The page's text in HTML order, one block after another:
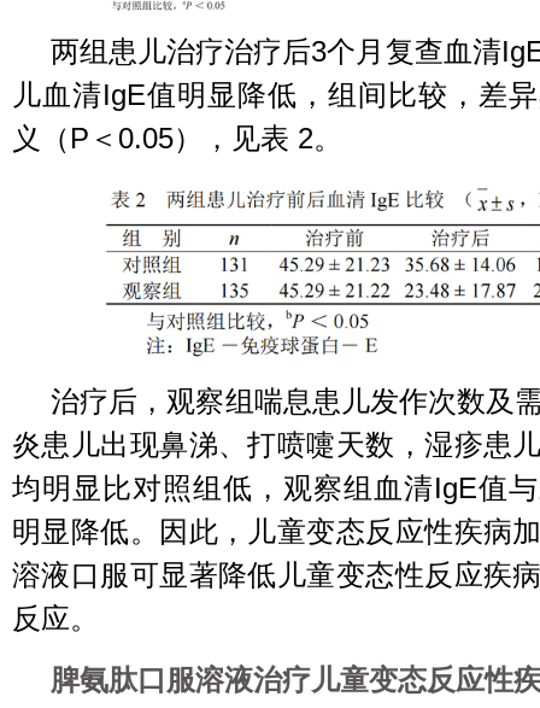
两组患儿治疗治疗后3个月复查血清
儿血清IgE值明显降低，组间比较，差
义（P＜0.05），见表 2。
治疗后，观察组喘息患儿发作次数及
炎患儿出现鼻涕、打喷嚏天数，湿疹患
均明显比对照组低，观察组血清IgE值
明显降低。因此，儿童变态反应性疾病
溶液口服可显著降低儿童变态性反应疾
反应。
脾氨肽口服溶液治疗儿童变态反应性